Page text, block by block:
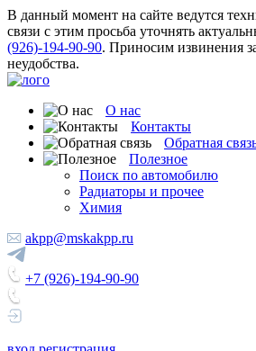
В данный момент на сайте ведутся
связи с этим просьба уточнять
(926)-194-90-90. Приносим извинения
неудобства.
О нас
Контакты
Обратная
Полезное
Поиск по автомобилю
Радиаторы и прочее
Химия
akpp@mskakpp.ru
+7 (926)-194-90-90